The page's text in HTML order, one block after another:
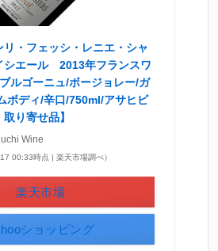
リ・フェッシ・レニエ・シャ
シエール 2013年フランスワ
ルゴーニュ/ボージョレー/ガ
ボディ/辛口/750ml/アサヒビ
り寄せ品】
Wine
00:33時点 | 楽天市場調べ）
楽天市場
ショッピング